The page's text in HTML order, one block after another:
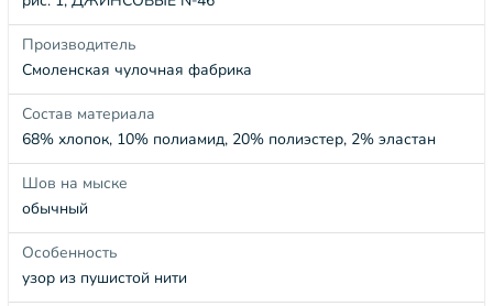
Производитель
Смоленская чулочная фабрика
Состав материала
68% хлопок, 10% полиамид, 20% полиэстер, 2% эластан
Шов на мыске
обычный
Особенность
узор из пушистой нити